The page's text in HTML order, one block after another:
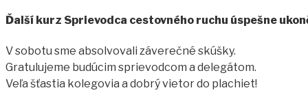
Ďalší kurz Sprievodca cestovného ruchu úspešne
V sobotu sme absolvovali záverečné skúšky.
Gratulujeme budúcim sprievodcom a delegátom.
Veľa šťastia kolegovia a dobrý vietor do plachiet!